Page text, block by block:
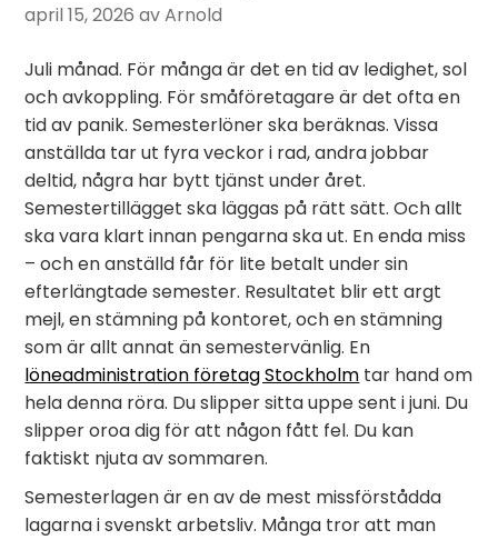
april 15, 2026 av Arnold
Juli månad. För många är det en tid av ledighet, sol
och avkoppling. För småföretagare är det ofta en
tid av panik. Semesterlöner ska beräknas. Vissa
anställda tar ut fyra veckor i rad, andra jobbar
deltid, några har bytt tjänst under året.
Semestertillägget ska läggas på rätt sätt. Och allt
ska vara klart innan pengarna ska ut. En enda miss
– och en anställd får för lite betalt under sin
efterlängtade semester. Resultatet blir ett argt
mejl, en stämning på kontoret, och en stämning
som är allt annat än semestervänlig. En
löneadministration företag Stockholm tar hand om
hela denna röra. Du slipper sitta uppe sent i juni. Du
slipper oroa dig för att någon fått fel. Du kan
faktiskt njuta av sommaren.
Semesterlagen är en av de mest missförstådda
lagarna i svenskt arbetsliv. Många tror att man